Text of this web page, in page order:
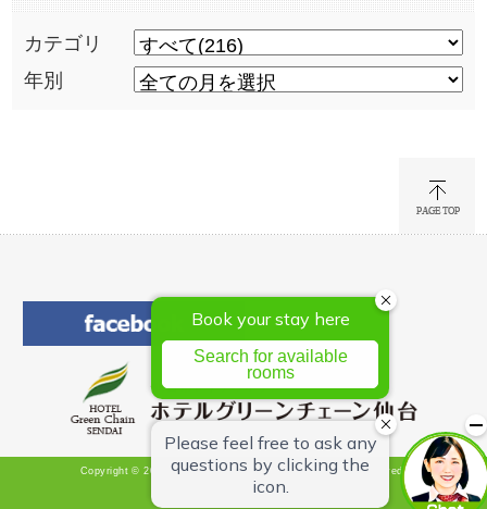
カテゴリ
年別
Copyright © 2026 Hotel Green Chain Sendai All Rights Reserved.